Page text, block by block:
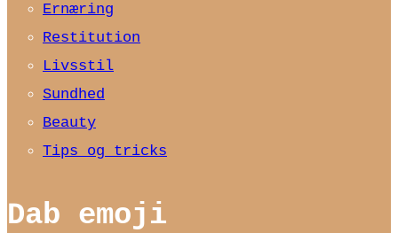
Ernæring
Restitution
Livsstil
Sundhed
Beauty
Tips og tricks
Dab emoji